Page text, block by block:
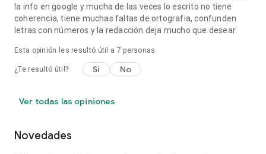
la info en google y mucha de las veces lo escrito no tiene
coherencia, tiene muchas faltas de ortografia, confunden
letras con números y la redacción deja mucho que desear.
Esta opinión les resultó útil a 7 personas
¿Te resultó útil? Sí No
Ver todas las opiniones
Novedades